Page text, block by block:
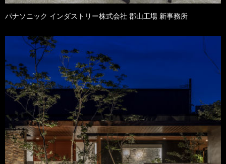
パナソニック インダストリー株式会社 郡山工場 新事務所